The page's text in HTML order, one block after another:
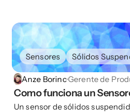
Sensores Sólidos
Anze Borinc·Gerente de
Como funciona un
Un sensor de sólidos